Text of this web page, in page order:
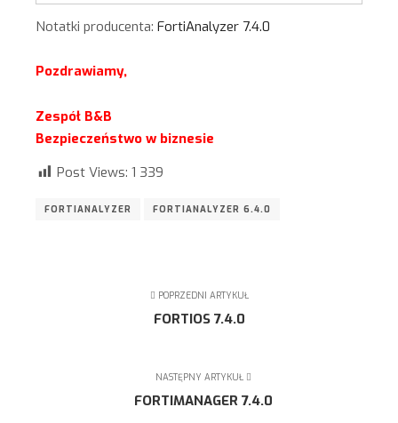
Notatki producenta: FortiAnalyzer 7.4.0
Pozdrawiamy,
Zespół B&B
Bezpieczeństwo w biznesie
Post Views: 1 339
FORTIANALYZER FORTIANALYZER 6.4.0
POPRZEDNI ARTYKUŁ
FORTIOS 7.4.0
NASTĘPNY ARTYKUŁ
FORTIMANAGER 7.4.0